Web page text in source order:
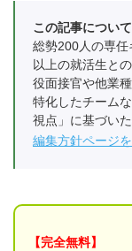
この記事について
総勢200人の専
以上の就活生と
役面接官や他業
特化したチーム
視点」に基づい
編集方針ページ
【完全無料】